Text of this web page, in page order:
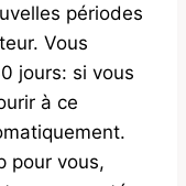
périodes
Vous
jours: si vous
à ce
pour vous,